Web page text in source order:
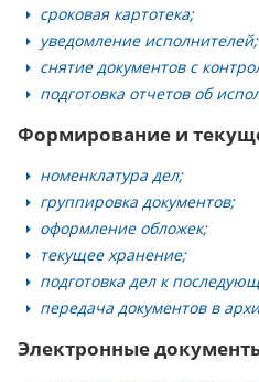
сроковая картотека;
уведомление исполнителей;
снятие документов с
подготовка отчетов об
Формирование и
номенклатура дел;
группировка документов;
оформление обложек;
текущее хранение;
подготовка дел к
передача документов в
Электронные